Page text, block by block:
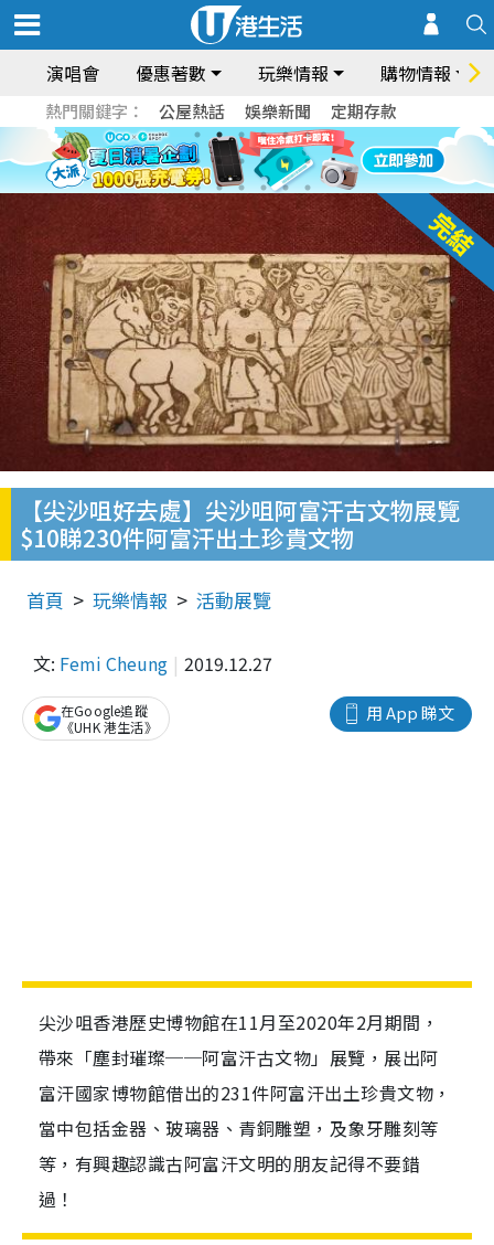
演唱會 優惠著數 玩樂情報 購物情報
熱門關鍵字： 公屋熱話 娛樂新聞 定期存款
【尖沙咀好去處】尖沙咀阿富汗古文物展覽
$10睇230件阿富汗出土珍貴文物
首頁 玩樂情報 活動展覽
文: Femi Cheung 2019.12.27
用 App 睇文
在Google追蹤
《UHK 港生活》
尖沙咀香港歷史博物館在11月至2020年2月期間，
帶來「塵封璀璨──阿富汗古文物」展覽，展出阿
富汗國家博物館借出的231件阿富汗出土珍貴文物，
當中包括金器、玻璃器、青銅雕塑，及象牙雕刻等
等，有興趣認識古阿富汗文明的朋友記得不要錯
過！